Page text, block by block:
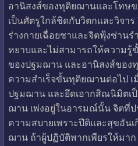
อานิสงส์ของทุติยฌานและโทษ
เป็นศัตรูใกล้ชิดกับวิตกและวิจา
ร่างกายเฉื่อยชาและจิตฟุ้งซ่าน
หยาบและไม่สามารถให้ความรู้
ของปฐมฌาน และอานิสงส์ของ
ความสำเร็จขั้นทุติยฌานต่อไป
ปฐมฌาน และยึดเอากสิณนิมิตเ
ฌาน เพ่งอยู่ในอารมณ์นั้น จิตที่ป
ความสบายเพราะปีติและสุขอัน
ฌาน ถ้าผู้ปฏิบัติพากเพียรให้มา